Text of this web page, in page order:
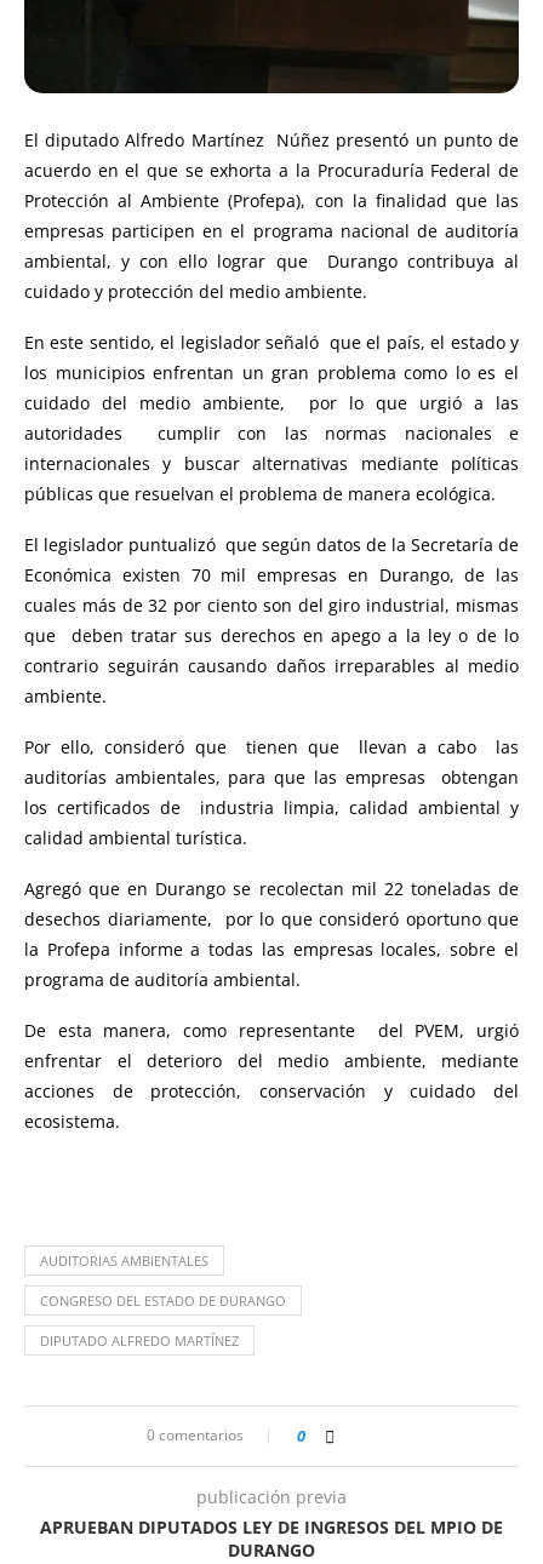
El diputado Alfredo Martínez Núñez presentó un punto de
acuerdo en el que se exhorta a la Procuraduría Federal de
Protección al Ambiente (Profepa), con la finalidad que las
empresas participen en el programa nacional de auditoría
ambiental, y con ello lograr que Durango contribuya al
cuidado y protección del medio ambiente.
En este sentido, el legislador señaló que el país, el estado y
los municipios enfrentan un gran problema como lo es el
cuidado del medio ambiente, por lo que urgió a las
autoridades cumplir con las normas nacionales e
internacionales y buscar alternativas mediante políticas
públicas que resuelvan el problema de manera ecológica.
El legislador puntualizó que según datos de la Secretaría de
Económica existen 70 mil empresas en Durango, de las
cuales más de 32 por ciento son del giro industrial, mismas
que deben tratar sus derechos en apego a la ley o de lo
contrario seguirán causando daños irreparables al medio
ambiente.
Por ello, consideró que tienen que llevan a cabo las
auditorías ambientales, para que las empresas obtengan
los certificados de industria limpia, calidad ambiental y
calidad ambiental turística.
Agregó que en Durango se recolectan mil 22 toneladas de
desechos diariamente, por lo que consideró oportuno que
la Profepa informe a todas las empresas locales, sobre el
programa de auditoría ambiental.
De esta manera, como representante del PVEM, urgió
enfrentar el deterioro del medio ambiente, mediante
acciones de protección, conservación y cuidado del
ecosistema.
AUDITORIAS AMBIENTALES
CONGRESO DEL ESTADO DE DURANGO
DIPUTADO ALFREDO MARTÍNEZ
0 comentarios 0
publicación previa
APRUEBAN DIPUTADOS LEY DE INGRESOS DEL MPIO DE
DURANGO